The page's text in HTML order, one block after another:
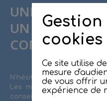
UNE
UN PROJET ?
CONTACTEZ LE
N'hésitez pas à contacter le
Les missions de l'équipe
conseiller et
Gestion
cookies
Ce site utilise
mesure
de vous offrir
expérience de